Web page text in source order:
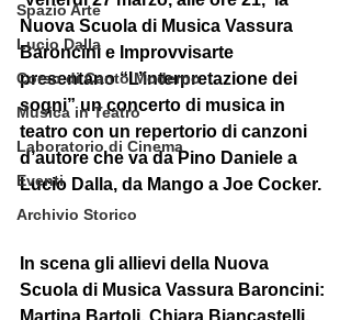
Spazio Arte
Lucio Dalla
Corso di Canto Moderno
Musica in Teatro
Laboratorio di Cinema
Eventi
Archivio Storico
Nuova Scuola di Musica Vassura
Baroncini e Improvvisarte
presentano “L’interpretazione dei
sogni” un concerto di musica in
teatro con un repertorio di canzoni
d’autore che va da Pino Daniele a
Lucio Dalla, da Mango a Joe Cocker.
In scena gli allievi della Nuova
Scuola di Musica Vassura Baroncini:
Martina Bartoli, Chiara Biancastelli,